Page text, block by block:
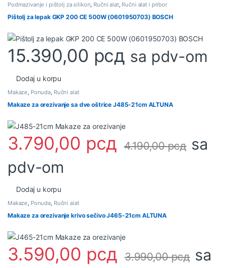
Podmazivanje i pištolj za silikon Ručni alat, Ručni alat i pribor
Pištolj za lepak GKP 200 CE 500W (0601950703) BOSCH
15.390,00 рсд sa pdv-om
Dodaj u korpu
Makaze Ponuda Ručni alat
Makaze za orezivanje sa dve oštrice J485-21cm ALTUNA
3.790,00 рсд 4.190,00рсд sa
pdv-om
Dodaj u korpu
Makaze, Ponuda, Ručni alat
Makaze za orezivanje krivo sečivo J465-21cm ALTUNA
3.590,00 рсд 3.990,00рсд sa